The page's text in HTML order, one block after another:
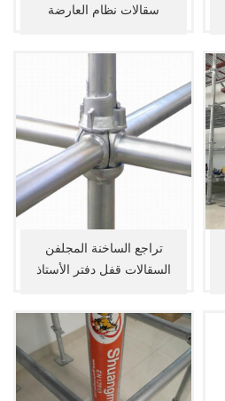
سقالات نظام العارضة
تراجع الساخنة المجلفن
السقالات قفل دفتر الأستاذ